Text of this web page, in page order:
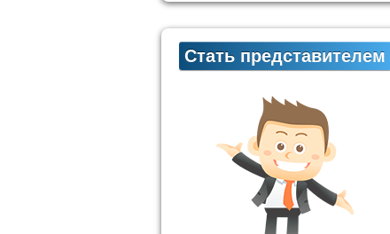
Стать представителем